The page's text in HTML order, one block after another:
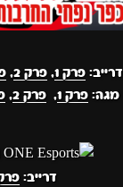
דרייב:פרק 1 ,פרק 2 ,
מגה: פרק 1 , פרק 2 ,
דרייב: פרק